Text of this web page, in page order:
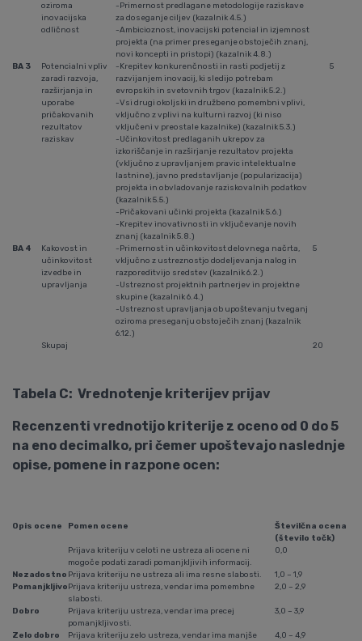
oziroma
inovacijska
odličnost
-Primernost predlagane metodologije raziskave
za doseganje ciljev (kazalnik 4.5.)
-Ambicioznost, inovacijski potencial in izjemnost
projekta (na primer preseganje obstoječih znanj,
novi koncepti in pristopi) (kazalnik 4.8.)
BA 3
Potencialni vpliv
zaradi razvoja,
razširjanja in
uporabe
pričakovanih
rezultatov
raziskav
-Krepitev konkurenčnosti in rasti podjetij z
razvijanjem inovacij, ki sledijo potrebam
evropskih in svetovnih trgov (kazalnik 5.2.)
-Vsi drugi okoljski in družbeno pomembni vplivi,
vključno z vplivi na kulturni razvoj (ki niso
vključeni v preostale kazalnike) (kazalnik 5.3.)
-Učinkovitost predlaganih ukrepov za
izkoriščanje in razširjanje rezultatov projekta
(vključno z upravljanjem pravic intelektualne
lastnine), javno predstavljanje (popularizacija)
projekta in obvladovanje raziskovalnih podatkov
(kazalnik 5.5.)
-Pričakovani učinki projekta (kazalnik 5.6.)
-Krepitev inovativnosti in vključevanje novih
znanj (kazalnik 5.8.)
5
BA 4
Kakovost in
učinkovitost
izvedbe in
upravljanja
-Primernost in učinkovitost delovnega načrta,
vključno z ustreznostjo dodeljevanja nalog in
razporeditvijo sredstev (kazalnik 6.2.)
-Ustreznost projektnih partnerjev in projektne
skupine (kazalnik 6.4.)
-Ustreznost upravljanja ob upoštevanju tveganj
oziroma preseganju obstoječih znanj (kazalnik
6.12.)
5
Skupaj 20
Tabela C: Vrednotenje kriterijev prijav
Recenzenti vrednotijo kriterije z oceno od 0 do 5
na eno decimalko, pri čemer upoštevajo naslednje
opise, pomene in razpone ocen:
Opis ocene Pomen ocene
Številčna ocena
(število točk)
Prijava kriteriju v celoti ne ustreza ali ocene ni
mogoče podati zaradi pomanjkljivih informacij.
0,0
Nezadostno Prijava kriteriju ne ustreza ali ima resne slabosti.
1,0 – 1,9
PomanjkljivoPrijava kriteriju ustreza, vendar ima pomembne
slabosti.
2,0 – 2,9
Dobro
Prijava kriteriju ustreza, vendar ima precej
pomanjkljivosti.
3,0 – 3,9
Zelo dobro
Prijava kriteriju zelo ustreza, vendar ima manjše
4,0 – 4,9